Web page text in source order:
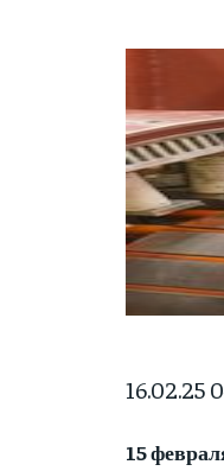
16.02.25
15